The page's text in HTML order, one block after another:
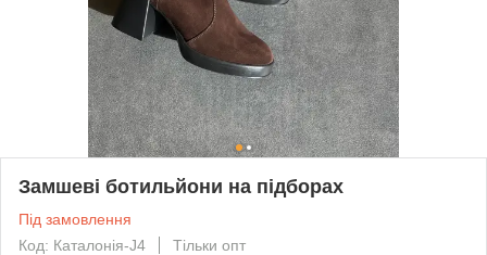
Замшеві ботильйони на підборах
Під замовлення
Код: Каталонія-J4
Тільки опт